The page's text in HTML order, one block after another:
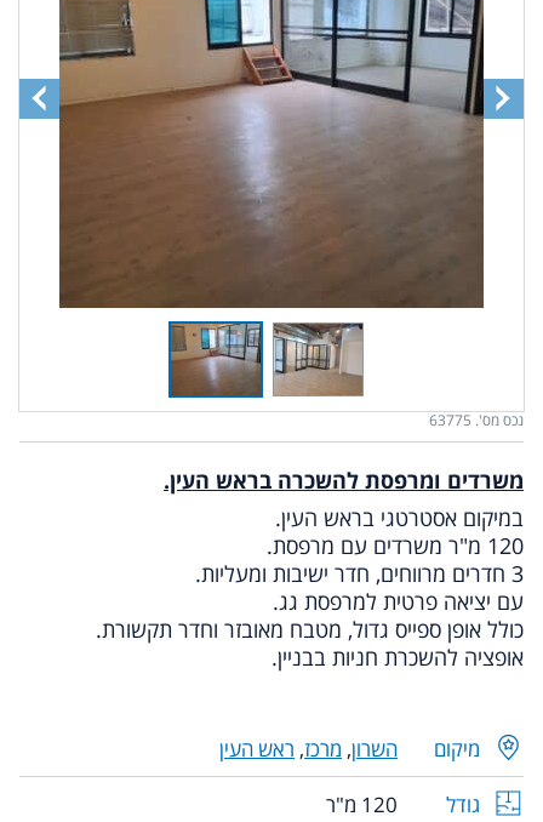
נכס מס'. 63775
משרדים ומרפסת להשכרה בראש העין.
במיקום אסטרטגי בראש העין.
120 מ"ר משרדים עם מרפסת.
3 חדרים מרווחים, חדר ישיבות ומעליות.
עם יציאה פרטית למרפסת גג.
כולל אופן ספייס גדול, מטבח מאובזר וחדר תקשורת.
אופציה להשכרת חניות בבניין.
מיקום השרון, מרכז, ראש העין
גודל
120 מ"ר